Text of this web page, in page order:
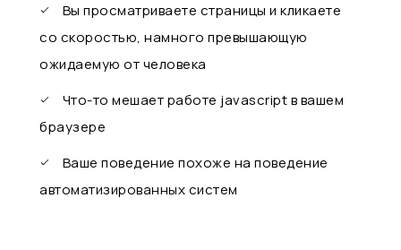
Вы просматриваете страницы и кликаете
со скоростью, намного превышающую
ожидаемую от человека
Что-то мешает работе javascript в вашем
браузере
Ваше поведение похоже на поведение
автоматизированных систем